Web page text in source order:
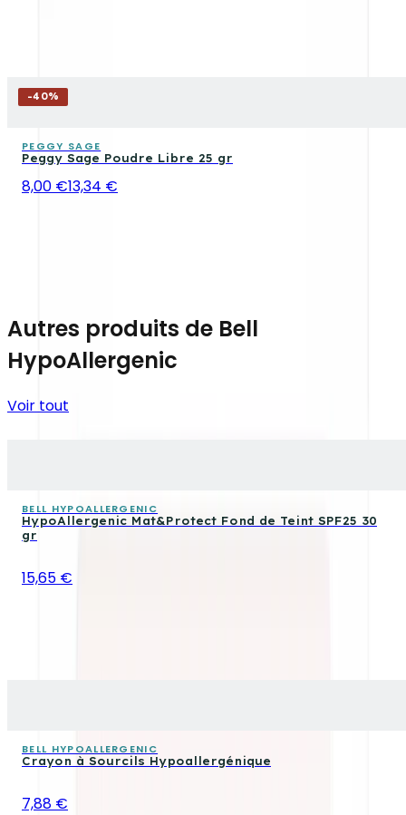
-40%
PEGGY SAGE
Peggy Sage Poudre Libre 25 gr
8,00 €13,34 €
Autres produits de Bell
HypoAllergenic
Voir tout
BELL HYPOALLERGENIC
HypoAllergenic Mat&Protect Fond de Teint SPF25 30
gr
15,65 €
BELL HYPOALLERGENIC
Crayon à Sourcils Hypoallergénique
7,88 €